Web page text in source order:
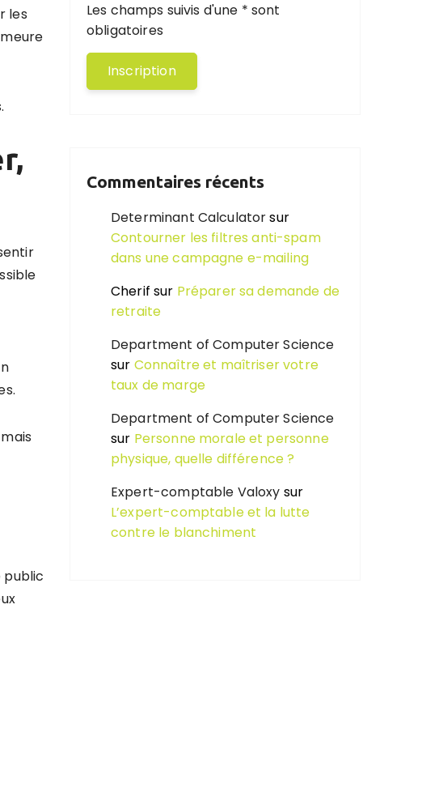
les
public
Les champs suivis d'une * sont
obligatoires
Commentaires récents
Determinant Calculatorsur
Contourner les filtres anti-spam
dans une campagne e-mailing
Cherif sur Préparer sa demande de
retraite
Department of Computer Science
sur Connaître et maîtriser votre
taux de marge
Department of Computer Science
sur Personne morale et personne
physique, quelle différence ?
Expert-comptable Valoxy sur
L’expert-comptable et la lutte
contre le blanchiment